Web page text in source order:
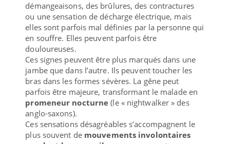
démangeaisons, des brûlures, des contractures
ou une sensation de décharge électrique, mais
elles sont parfois mal définies par la personne qui
en souffre. Elles peuvent parfois être
douloureuses.
Ces signes peuvent être plus marqués dans une
jambe que dans l’autre. Ils peuvent toucher les
bras dans les formes sévères. La gêne peut
parfois être majeure, transformant le malade en
promeneur nocturne (le « nightwalker » des
anglo-saxons).
Ces sensations désagréables s’accompagnent le
plus souvent de mouvements involontaires